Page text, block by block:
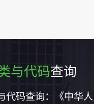
与代码查询
代码查询：《中华